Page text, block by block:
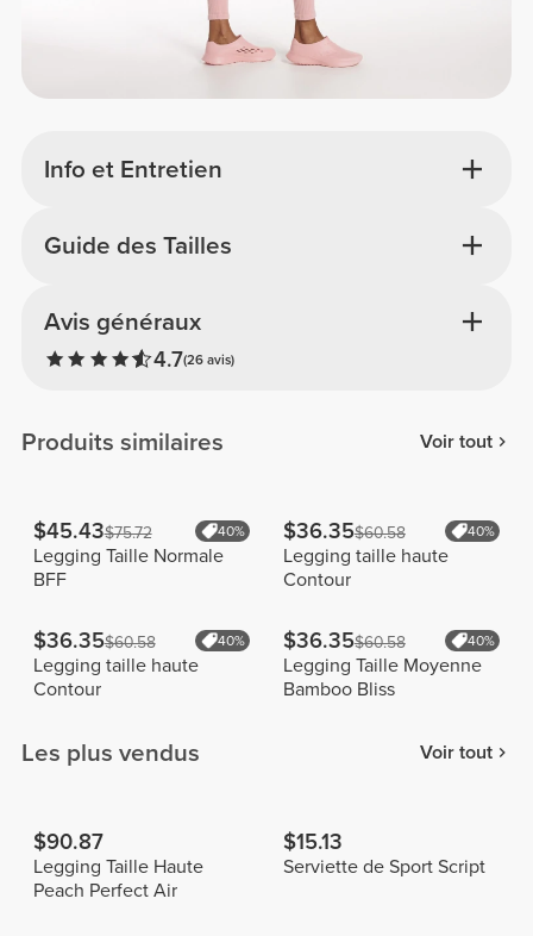
Info et Entretien
Avis généraux
4.7(26 avis)
Guide des Tailles
Produits similaires Voir tout
$45.43$75.72 40%
Legging Taille Normale
BFF
$36.35$60.58 40%
Legging taille haute
Contour
$36.35$60.58 40%
Legging taille haute
Contour
$36.35$60.58 40%
Legging Taille Moyenne
Bamboo Bliss
Les plus vendus Voir tout
$90.87
Legging Taille Haute
Peach Perfect Air
$15.13
Serviette de Sport Script